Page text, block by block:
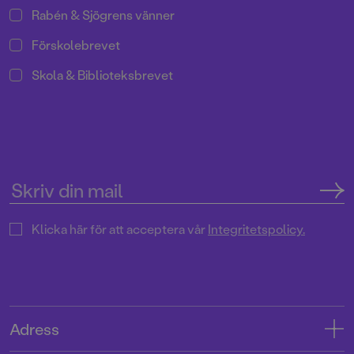
Rabén & Sjögrens vänner
Förskolebrevet
Skola & Biblioteksbrevet
Klicka här för att acceptera vårIntegritetspolicy.
Adress